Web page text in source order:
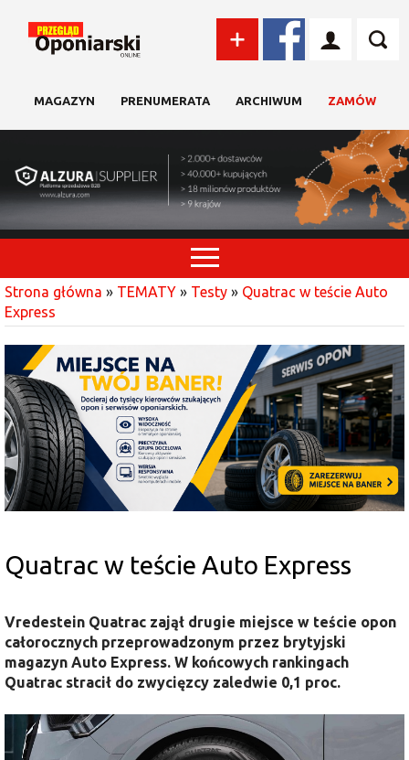
MAGAZYN PRENUMERATA ARCHIWUM ZAMÓW
Strona główna » TEMATY » Testy » Quatrac w teście Auto
Express
Quatrac w teście Auto Express
Vredestein Quatrac zajął drugie miejsce w teście opon
całorocznych przeprowadzonym przez brytyjski
magazyn Auto Express. W końcowych rankingach
Quatrac stracił do zwycięzcy zaledwie 0,1 proc.